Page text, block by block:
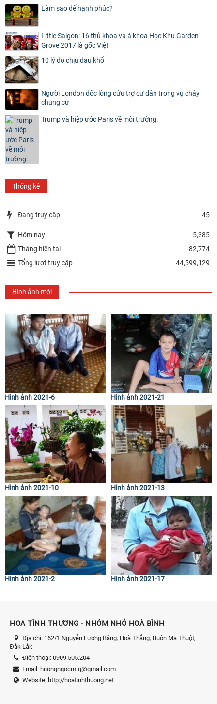
Làm sao để hạnh phúc?
Little Saigon: 16 thủ khoa và á khoa Học Khu Garden
Grove 2017 là gốc Việt
10 lý do chịu đau khổ
Người London dốc lòng cứu trợ cư dân trong vụ cháy
chung cư
Trump và hiệp ước Paris về môi trường.
Thống kê
Đang truy cập 45
Hôm nay
5,385
Tháng hiện tại
82,774
Tổng lượt truy cập
44,599,129
Hình ảnh mới
Hình ảnh 2021-6 Hình ảnh 2021-21
Hình ảnh 2021-10 Hình ảnh 2021-13
Hình ảnh 2021-2 Hình ảnh 2021-17
HOA TÌNH THƯƠNG - NHÓM NHỎ HOÀ BÌNH
Địa chỉ: 162/1 Nguyễn Lương Bằng, Hoà Thắng, Buôn Ma Thuột,
Đắk Lắk
Điện thoại: 0909.505.204
Email: huongngocmtg@gmail.com
Website: http://hoatinhthuong.net